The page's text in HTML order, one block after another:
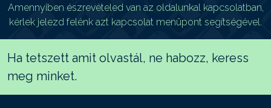
Amennyiben észrevételed van az oldalunkal kapcsolatban,
kérlek jelezd felénk azt kapcsolat menüpont segítségével.
Ha tetszett amit olvastál, ne habozz, keress
meg minket.